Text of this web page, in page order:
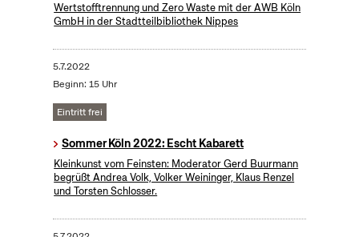
Wertstofftrennung und Zero Waste mit der AWB Köln
GmbH in der Stadtteilbibliothek Nippes
5.7.2022
Beginn: 15 Uhr
Eintritt frei
Sommer Köln 2022: Escht Kabarett
Kleinkunst vom Feinsten: Moderator Gerd Buurmann
begrüßt Andrea Volk, Volker Weininger, Klaus Renzel
und Torsten Schlosser.